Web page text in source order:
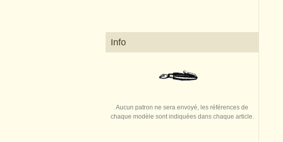
Info
Aucun patron ne sera envoyé, les références de
chaque modèle sont indiquées dans chaque article.